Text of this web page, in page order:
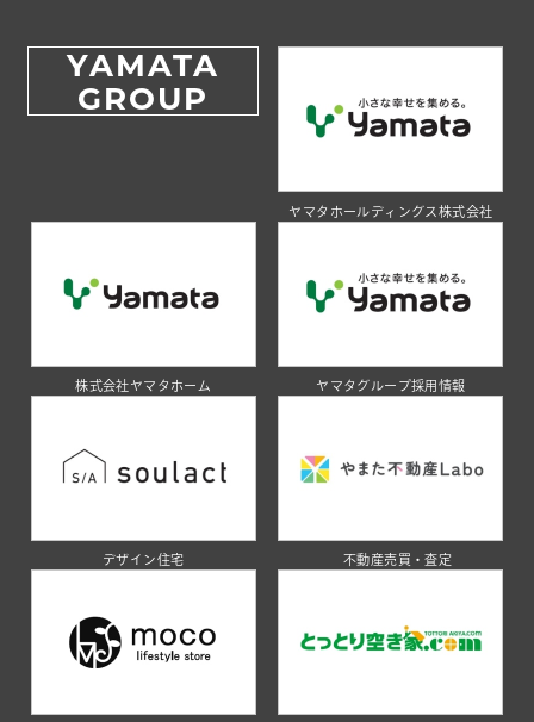
YAMATA
GROUP
ヤマタホールディングス株式会社
株式会社ヤマタホーム ヤマタグループ採用情報
デザイン住宅 不動産売買・査定